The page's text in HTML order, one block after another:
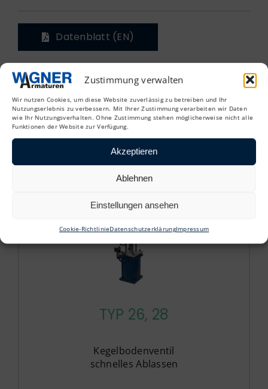
Zustimmung verwalten
Wir nutzen Cookies, um diese Website zuverlässig zu betreiben und Ihr
Nutzungserlebnis zu verbessern. Mit Ihrer Zustimmung verarbeiten wir Daten
wie Ihr Nutzungsverhalten. Ohne Zustimmung stehen möglicherweise nicht alle
Funktionen der Website zur Verfügung.
Akzeptieren
Ablehnen
Einstellungen ansehen
Cookie-RichtlinieDatenschutzerklärungImpressum
Datenblatt (EN)
Ähnliche Kolbenbodenventil
TYP 26, 28
Kegelbodenventil
schnelles Ablassen